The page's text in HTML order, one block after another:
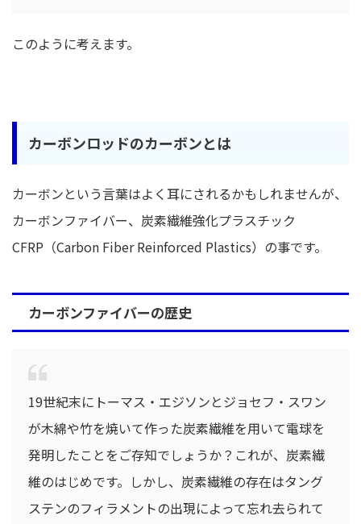
このように考えます。
カーボンロッドのカーボンとは
カーボンという言葉はよく耳にされるかもしれませんが、
カーボンファイバー、炭素繊維強化プラスチック
CFRP（Carbon Fiber Reinforced Plastics）の事です。
カーボンファイバーの歴史
19世紀末にトーマス・エジソンとジョセフ・スワン
が木綿や竹を焼いて作った炭素繊維を用いて電球を
発明したことをご存知でしょうか？これが、炭素繊
維のはじめです。しかし、炭素繊維の存在はタング
ステンのフィラメントの出現によって忘れ去られて